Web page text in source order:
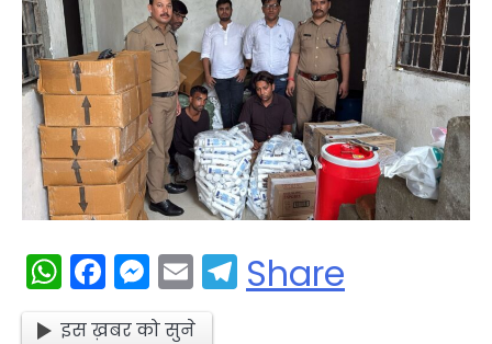
WhatsApp
Facebook
Messenger
EmailTelegram
Share
इस ख़बर को सुने